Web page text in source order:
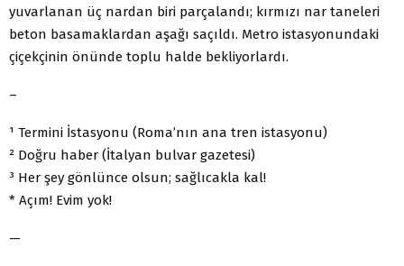
yuvarlanan üç nardan biri parçalandı; kırmızı nar taneleri
beton basamaklardan aşağı saçıldı. Metro istasyonundaki
çiçekçinin önünde toplu halde bekliyorlardı.
–
¹ Termini İstasyonu (Roma’nın ana tren istasyonu)
² Doğru haber (İtalyan bulvar gazetesi)
³ Her şey gönlünce olsun; sağlıcakla kal!
* Açım! Evim yok!
—